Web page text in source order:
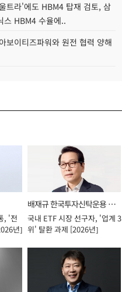
트라'에도 HBM4 탑재 검토, 삼
스 HBM4 수율에..
보이티즈파워와 원전 협력 양해
, '전
년]
배재규 한국투자신탁운용 대
표이사 사장
국내 ETF 시장 선구자, '업계 3
위' 탈환 과제 [2026년]